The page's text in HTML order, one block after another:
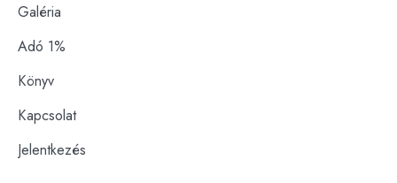
Galéria
Adó 1%
Könyv
Kapcsolat
Jelentkezés